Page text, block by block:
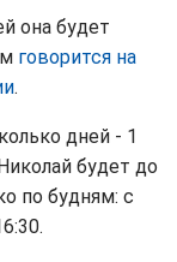
она будет
говорится на
.
дней - 1
будет до
по будням: с